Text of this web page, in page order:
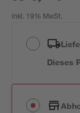
inkl. 19% MwSt.
Dieses